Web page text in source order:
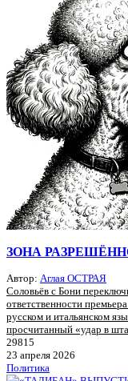
ЗОНА
Автор: Аглая ОСТРАЯ
Соловьёв с Бони
ответственности
русском и итальянском
просчитанный «удар в
29815
23 апреля 2026
Политика